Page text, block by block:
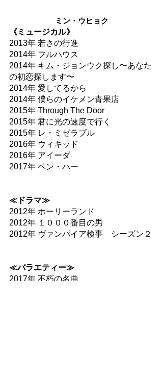
ミン・ウヒョク
《ミュージカル》
2013年 若さの行進
2014年 フルハウス
2014年 キム・ジョンウク探し〜あなた
の初恋探します〜
2014年 愛してるから
2014年 僕らのイケメン青果店
2015年 Through The Door
2015年 君に光の速度で行く
2015年 レ・ミゼラブル
2016年 ウィキッド
2016年 アイーダ
2017年 ベン・ハー
≪ドラマ≫
2012年 ホーリーランド
2012年 １０００番目の男
2012年 ヴァンパイア検事　シーズン２
≪バラエティー≫
2017年 不朽の名曲